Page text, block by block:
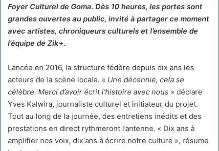
Foyer Culturel de Goma. Dès 10 heures, les portes sont
grandes ouvertes au public, invité à partager ce moment
avec artistes, chroniqueurs culturels et l’ensemble de
l’équipe de Zik+.
Lancée en 2016, la structure fédère depuis dix ans les
acteurs de la scène locale. « Une décennie, cela se
célèbre. Merci d’avoir écrit l’histoire avec nous » déclare
Yves Kalwira, journaliste culturel et initiateur du projet.
Tout au long de la journée, des entretiens inédits et des
prestations en direct rythmeront l’antenne. « Dix ans à
amplifier nos voix, dix ans à écrire notre culture », résume